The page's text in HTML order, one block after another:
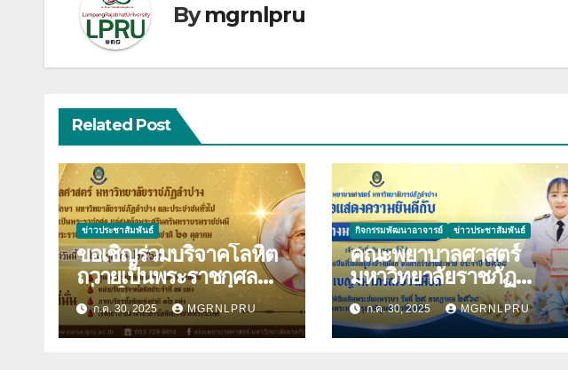
Bymgrnlpru
Related Post
ข่าวประชาสัมพันธ์
ขอเชิญร่วมบริจาคโลหิต
ถวายเป็นพระราชกุศล
เนื่องในวันคล้ายวันพระ
ราชสมภพสมเด็จพระศรี
นครินทราบรมราชชนนี
ก.ค. 30, 2025 MGRNLPRU
กิจกรรมพัฒนาอาจารย์ ข่าวประชาสัมพันธ์
คณะพยาบาลศาสตร์
มหาวิทยาลัยราชภัฏ
ลำปาง ขอแสดงความ
ยินดีกับ นางมนันญา สาย
ปินตา ที่ได้รับ
ก.ค. 30, 2025 MGRNLPRU